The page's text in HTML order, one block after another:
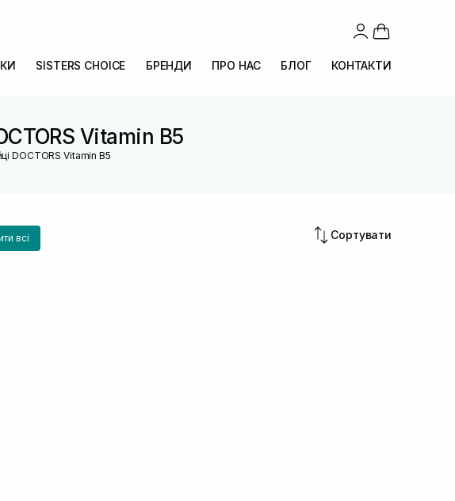
SISTERS CHOICE БРЕНДИ ПРО НАС БЛОГ КОНТАКТИ
Vitamin B5
DOCTORS Vitamin B5
всі Сортувати